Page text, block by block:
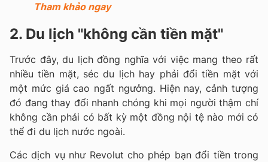
Tham khảo ngay
2. Du lịch "không cần tiền mặt"
Trước đây, du lịch đồng nghĩa với việc mang theo rất
nhiều tiền mặt, séc du lịch hay phải đổi tiền mặt với
một mức giá cao ngất ngưởng. Hiện nay, cảnh tượng
đó đang thay đổi nhanh chóng khi mọi người thậm chí
không cần phải có bất kỳ một đồng nội tệ nào mới có
thể đi du lịch nước ngoài.
Các dịch vụ như Revolut cho phép bạn đổi tiền trong